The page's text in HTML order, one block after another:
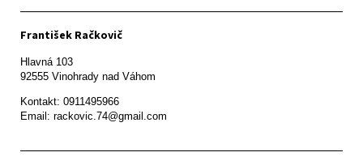
František Račkovič
Hlavná 103
92555 Vinohrady nad Váhom
Kontakt: 0911495966
Email: rackovic.74@gmail.com